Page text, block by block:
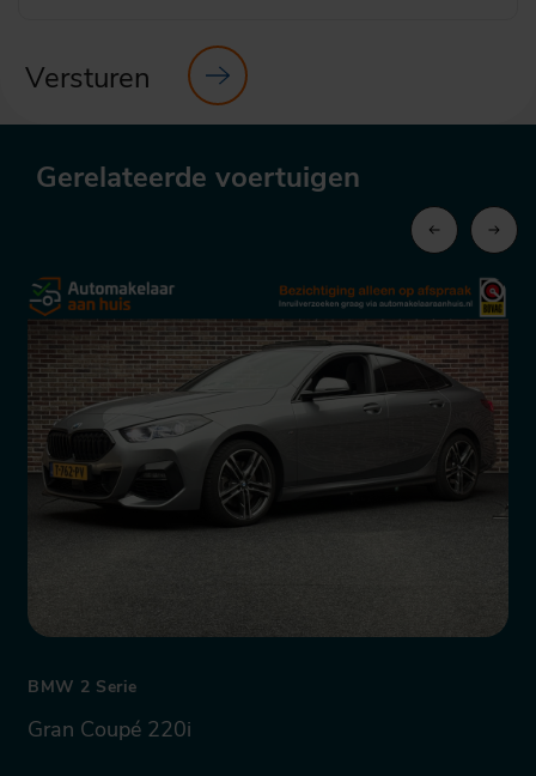
Versturen
Gerelateerde voertuigen
BMW 2 Serie
Gran Coupé 220i